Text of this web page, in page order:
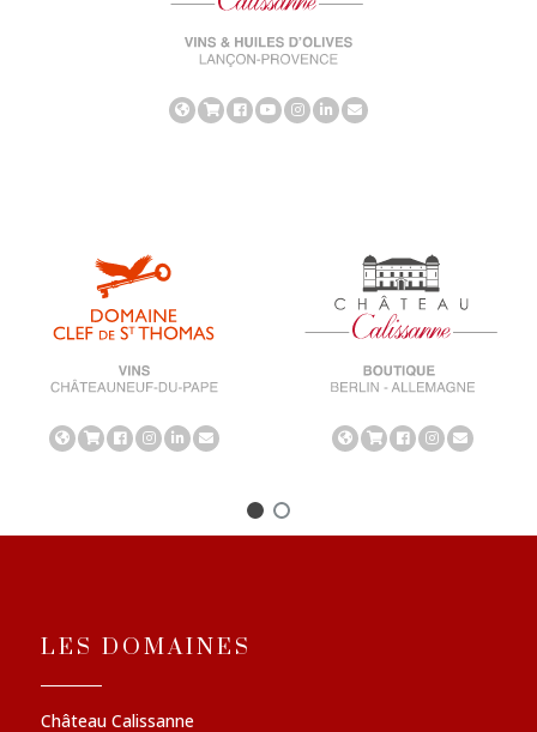
LES DOMAINES
Château Calissanne